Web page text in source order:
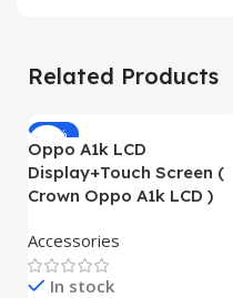
Related Products
-19%
Oppo A1k LCD
Display+Touch Screen (
Crown Oppo A1k LCD )
Accessories
In stock